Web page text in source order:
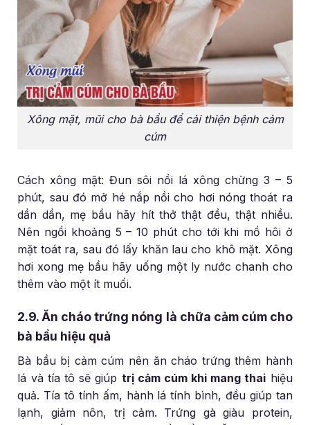
Xông mặt, mũi cho bà bầu để cải thiện bệnh cảm
cúm
Cách xông mặt: Đun sôi nồi lá xông chừng 3 – 5
phút, sau đó mở hé nắp nồi cho hơi nóng thoát ra
dần dần, mẹ bầu hãy hít thở thật đều, thật nhiều.
Nên ngồi khoảng 5 – 10 phút cho tới khi mồ hôi ở
mặt toát ra, sau đó lấy khăn lau cho khô mặt. Xông
hơi xong mẹ bầu hãy uống một ly nước chanh cho
thêm vào một ít muối.
2.9. Ăn cháo trứng nóng là chữa cảm cúm cho
bà bầu hiệu quả
Bà bầu bị cảm cúm nên ăn cháo trứng thêm hành
lá và tía tô sẽ giúp trị cảm cúm khi mang thai hiệu
quả. Tía tô tính ấm, hành lá tính bình, đều giúp tan
lạnh, giảm nôn, trị cảm. Trứng gà giàu protein,